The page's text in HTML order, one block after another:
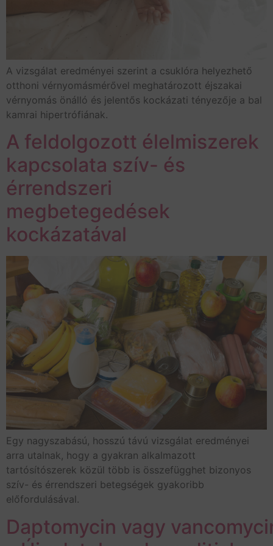
A vizsgálat eredményei szerint a csuklóra helyezhető
otthoni vérnyomásmérővel meghatározott éjszakai
vérnyomás önálló és jelentős kockázati tényezője a bal
kamrai hipertrófiának.
A feldolgozott élelmiszerek
kapcsolata szív- és
érrendszeri
megbetegedések
kockázatával
Egy nagyszabású, hosszú távú vizsgálat eredményei
arra utalnak, hogy a gyakran alkalmazott
tartósítószerek közül több is összefügghet bizonyos
szív- és érrendszeri betegségek gyakoribb
előfordulásával.
Daptomycin vagy